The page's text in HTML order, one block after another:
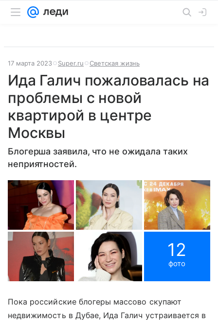
17 марта 2023 Super.ru Светская жизнь
Ида Галич пожаловалась на
проблемы с новой
квартирой в центре
Москвы
Блогерша заявила, что не ожидала таких
неприятностей.
12
фото
Пока российские блогеры массово скупают
недвижимость в Дубае, Ида Галич устраивается в